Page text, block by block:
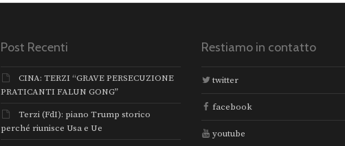
Post Recenti
CINA: TERZI “GRAVE PERSECUZIONE
PRATICANTI FALUN GONG”
Terzi (FdI): piano Trump storico
perché riunisce Usa e Ue
Restiamo in contatto
twitter
facebook
youtube